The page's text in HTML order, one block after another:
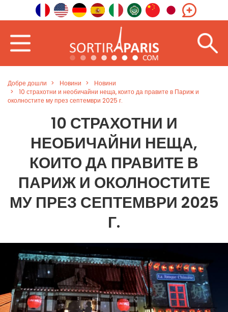
Добре дошли Новини
Новини
10 страхотни и необичайни неща, които да правите в Париж и
околностите му през септември 2025 г.
10 СТРАХОТНИ И
НЕОБИЧАЙНИ НЕЩА,
КОИТО ДА ПРАВИТЕ В
ПАРИЖ И ОКОЛНОСТИТЕ
МУ ПРЕЗ СЕПТЕМВРИ 2025
Г.